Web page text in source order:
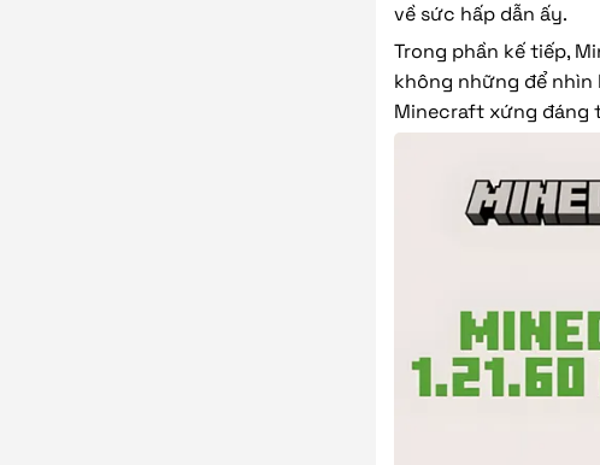
về sức hấp dẫn ấy.
Trong phần kế tiếp,
không những để nhìn
Minecraft xứng đáng